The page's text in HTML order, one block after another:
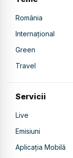
România
Internațional
Green
Travel
Servicii
Live
Emisiuni
Aplicația Mobilă